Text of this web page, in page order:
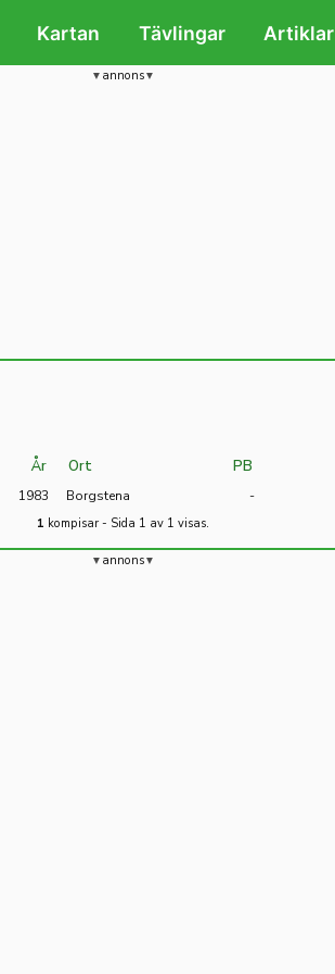
Kartan Tävlingar Artiklar
annons
År Ort PB
1 kompisar - Sida 1 av 1 visas.
1983 Borgstena -
annons